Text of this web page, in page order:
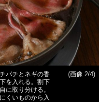
パチとネギの香
を入れる。割下
に取り分ける。
くいものから入
(画像 2/4)